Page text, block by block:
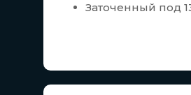
Заточенный под